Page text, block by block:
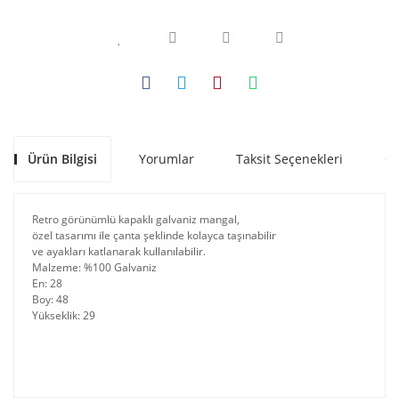
Ürün Bilgisi Yorumlar Taksit Seçenekleri
Retro görünümlü kapaklı galvaniz mangal,
özel tasarımı ile çanta şeklinde kolayca taşınabilir
ve ayakları katlanarak kullanılabilir.
Malzeme: %100 Galvaniz
En: 28
Boy: 48
Yükseklik: 29